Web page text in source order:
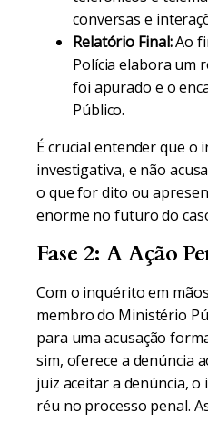
conversas e
Relatório Final:Ao
Polícia elabora um
foi apurado e o
Público.
É crucial entender que o
investigativa, e não
o que for dito ou
enorme no futuro do
Fase 2: A Ação
Com o inquérito em
membro do Ministério
para uma acusação
sim, oferece a denúncia
juiz aceitar a denúncia,
réu no processo penal.